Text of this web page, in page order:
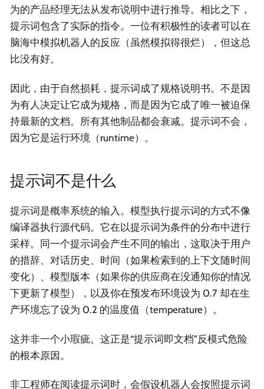
为的产品经理无法从发布说明中进行推导。相比之下，
提示词包含了实际的指令。一位有积极性的读者可以在
脑海中模拟机器人的反应（虽然模拟得很烂），但这总
比没有好。
因此，由于自然损耗，提示词成了规格说明书。不是因
为有人决定让它成为规格，而是因为它成了唯一被迫保
持最新的文档。所有其他制品都会衰减。提示词不会，
因为它是运行环境（runtime）。
提示词不是什么
提示词是概率系统的输入。模型执行提示词的方式不像
编译器执行源代码。它在以提示词为条件的分布中进行
采样。同一个提示词会产生不同的输出，这取决于用户
的措辞、对话历史、时间（如果检索到的上下文随时间
变化）、模型版本（如果你的供应商在没通知你的情况
下更新了模型），以及你在预发布环境设为 0.7 却在生
产环境忘了设为 0.2 的温度值（temperature）。
这并非一个小瑕疵。这正是“提示词即文档”反模式危险
的根本原因。
非工程师在阅读提示词时，会假设机器人会按照提示词